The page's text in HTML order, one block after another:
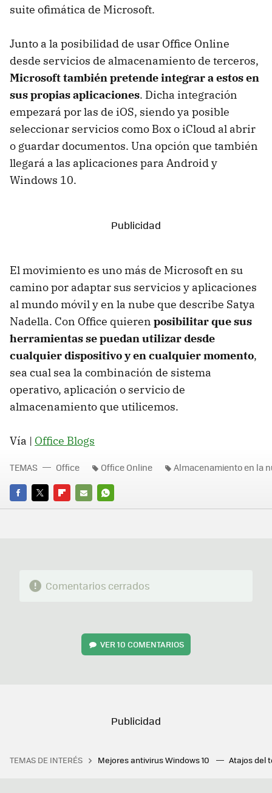
suite ofimática de Microsoft.
Junto a la posibilidad de usar Office Online
desde servicios de almacenamiento de terceros,
Microsoft también pretende integrar a estos en
sus propias aplicaciones. Dicha integración
empezará por las de iOS, siendo ya posible
seleccionar servicios como Box o iCloud al abrir
o guardar documentos. Una opción que también
llegará a las aplicaciones para Android y
Windows 10.
El movimiento es uno más de Microsoft en su
camino por adaptar sus servicios y aplicaciones
al mundo móvil y en la nube que describe Satya
Nadella. Con Office quieren posibilitar que sus
herramientas se puedan utilizar desde
cualquier dispositivo y en cualquier momento,
sea cual sea la combinación de sistema
operativo, aplicación o servicio de
almacenamiento que utilicemos.
Vía | Office Blogs
FACEBOOK
TWITTERFLIPBOARD
E-
WHATSAPP
TEMAS Office Office Online Almacenamiento en la
Comentarios cerrados
VER10 COMENTARIOS
TEMAS DE INTERÉS Mejores antivirus Windows 10 Atajos del